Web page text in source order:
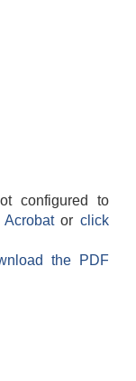
configured to
Acrobatorclick
the PDF